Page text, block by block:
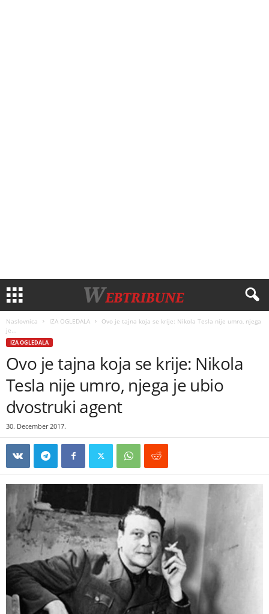
Naslovnica IZA OGLEDALA
Ovo je tajna koja se krije: Nikola Tesla nije umro, njega
je...
IZA OGLEDALA
Ovo je tajna koja se krije: Nikola
Tesla nije umro, njega je ubio
dvostruki agent
30. December 2017.